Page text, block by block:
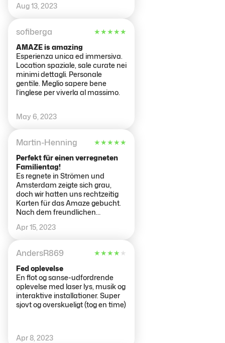
en Uber pour -11€ Expérience
sympa mais un peu chère Pour
apprécier au mieux le moment
passez dans un bon coffee shop
juste avant … 😉
Aug 13, 2023
sofiberga ★★★★★
AMAZE is amazing
Esperienza unica ed immersiva.
Location spaziale, sale curate nei
minimi dettagli. Personale
gentile. Meglio sapere bene
l’inglese per viverla al massimo.
May 6, 2023
Martin-Henning ★★★★★
Perfekt für einen verregneten
Familientag!
Es regnete in Strömen und
Amsterdam zeigte sich grau,
doch wir hatten uns rechtzeitig
Karten für das Amaze gebucht.
Nach dem freundlichen
mäßiger Atmosphäre gab´s eine
kurze Einweisung von "One", die
uns auf das Abenteuer
einstimmte. Was dann folgte war
eine sehr spacige,
ungewöhnliche Tour durch Licht
und Raum. Mehr sei nicht
verraten...
Apr 15, 2023
AndersR869 ★★★★ ★
Fed oplevelse
En flot og sanse-udfordrende
oplevelse med laser lys, musik og
interaktive installationer. Super
sjovt og overskueligt (tog en time)
Apr 8, 2023